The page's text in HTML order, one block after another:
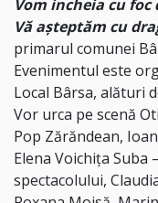
Vom incheia cu
Vă așteptăm cu
primarul comunei
Evenimentul este
Local Bârsa, alături
Vor urca pe scenă
Pop Zărăndean,
Elena Voichița Suba
spectacolului,